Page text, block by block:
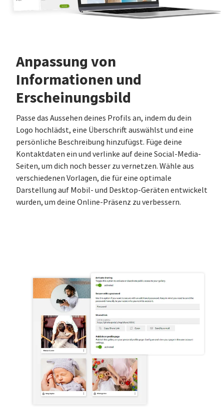
Anpassung von
Informationen und
Erscheinungsbild
Passe das Aussehen deines Profils an, indem du dein
Logo hochlädst, eine Überschrift auswählst und eine
persönliche Beschreibung hinzufügst. Füge deine
Kontaktdaten ein und verlinke auf deine Social-Media-
Seiten, um dich noch besser zu vernetzen. Wähle aus
verschiedenen Vorlagen, die für eine optimale
Darstellung auf Mobil- und Desktop-Geräten entwickelt
wurden, um deine Online-Präsenz zu verbessern.